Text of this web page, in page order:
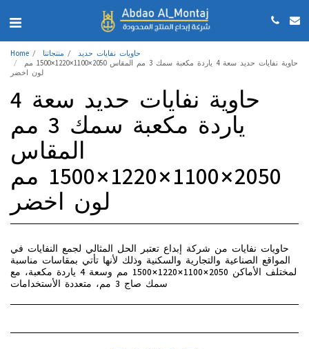
Home منتجاتنا حاويات نفايات حديد
حاوية نفايات حديد سعة 4 ياردة مكعبة سمك 3 مم المقاس 2050×1100×1220×1500 مم
لون اخضر
حاوية نفايات حديد سعة 4
ياردة مكعبة سمك 3 مم
المقاس
2050×1100×1220×1500 مم
لون اخضر
حاويات نفايات من شركة إبداع تعتبر الحل المثالي لجمع النفايات في
المواقع الصناعية والتجارية والسكنية وذلك لأنها تأتي بمقاسات مناسبة
لمختلف الأماكن 2050×1100×1220×1500 مم وسعة 4 ياردة مكعبة، مع
سمك صاج 3 مم، متعددة الأستخدامات